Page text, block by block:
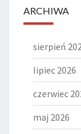
ARCHIWA
sierpień
lipiec 2026
czerwiec
maj 2026